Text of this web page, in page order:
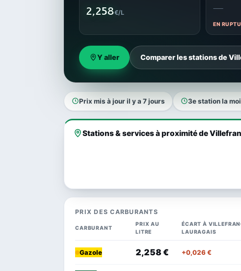
2,258€/L —
EN
Y aller Comparer les stations de
Prix mis à jour il y a 7 jours 3e station la
Stations & services à proximité de
PRIX DES CARBURANTS
CARBURANT
PRIX AU
LITRE
ÉCART À
LAURAGAIS
Gazole 2,258 € +0,026 €